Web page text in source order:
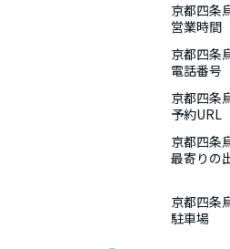
京都四条
営業時間
京都四条
電話番号
京都四条
予約URL
京都四条
最寄りの
京都四条
駐車場